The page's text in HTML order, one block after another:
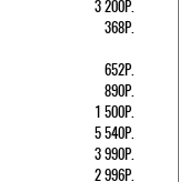
3 200Р.
368Р.
652Р.
890Р.
1 500Р.
5 540Р.
3 990Р.
2 996Р.